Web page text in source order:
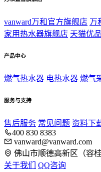
vanward万和官方旗舰店 万
家用热水器旗舰店 天猫优
产品中心
燃气热水器 电热水器 燃气
服务与支持
售后服务 常见问题 资料下
400 830 8383
vanward@vanward.com
佛山市顺德高新区（容
关于我们
QQ咨询